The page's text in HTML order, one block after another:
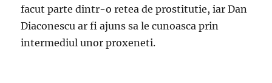
facut parte dintr-o retea de prostitutie, iar Dan
Diaconescu ar fi ajuns sa le cunoasca prin
intermediul unor proxeneti.